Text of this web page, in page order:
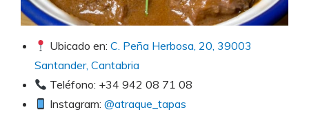
Ubicado en:C. Peña Herbosa, 20, 39003
Santander, Cantabria
Teléfono: +34 942 08 71 08
Instagram:@atraque_tapas